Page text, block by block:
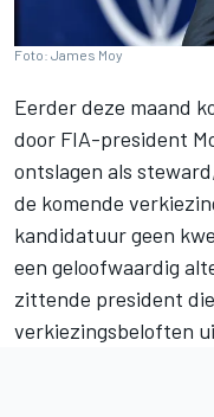
Foto: James Moy
Eerder deze maand
door FIA-president
ontslagen als
de komende
kandidatuur geen
een geloofwaardig
zittende president
verkiezingsbeloften